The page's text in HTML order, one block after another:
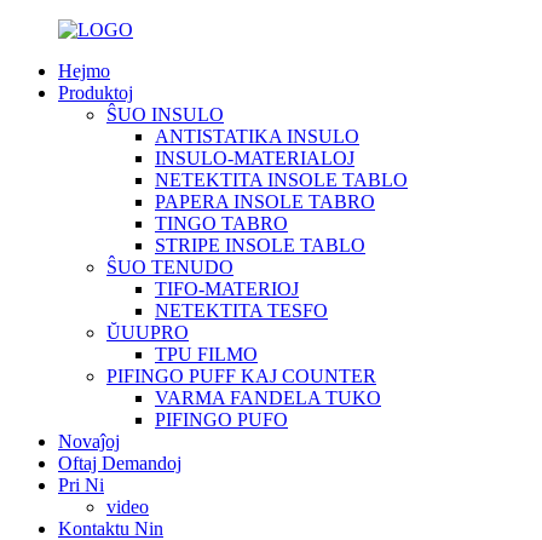
Hejmo
Produktoj
ŜUO INSULO
ANTISTATIKA INSULO
INSULO-MATERIALOJ
NETEKTITA INSOLE TABLO
PAPERA INSOLE TABRO
TINGO TABRO
STRIPE INSOLE TABLO
ŜUO TENUDO
TIFO-MATERIOJ
NETEKTITA TESFO
ŬUUPRO
TPU FILMO
PIFINGO PUFF KAJ COUNTER
VARMA FANDELA TUKO
PIFINGO PUFO
Novaĵoj
Oftaj Demandoj
Pri Ni
video
Kontaktu Nin